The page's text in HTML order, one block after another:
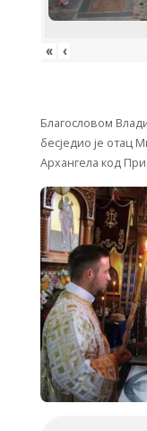
« ‹
Благословом
бесједио је отац
Архангела код